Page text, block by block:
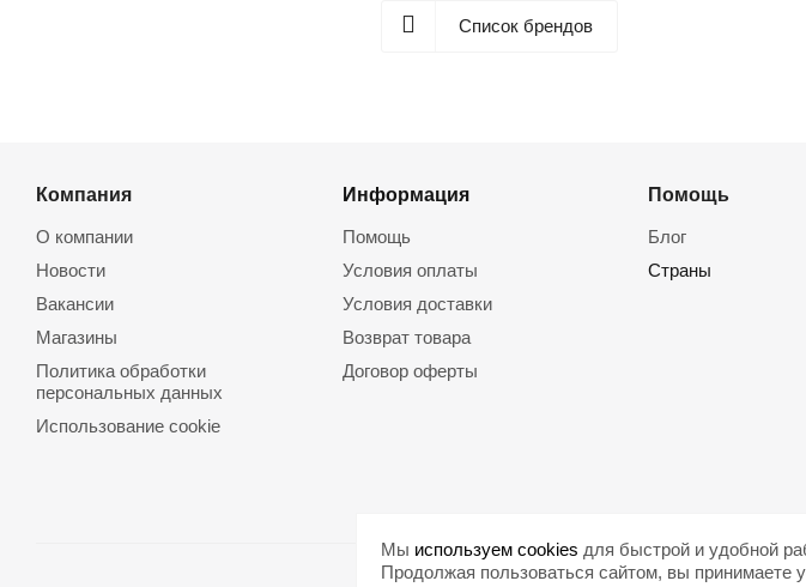
Список брендов
Компания
О компании
Новости
Вакансии
Магазины
Политика обработки
персональных данных
Использование cookie
Информация
Помощь
Условия оплаты
Условия доставки
Возврат товара
Договор оферты
Помощь
Блог
Страны
Мы используем cookies для быстрой и удобной
Продолжая пользоваться сайтом, вы принимаете